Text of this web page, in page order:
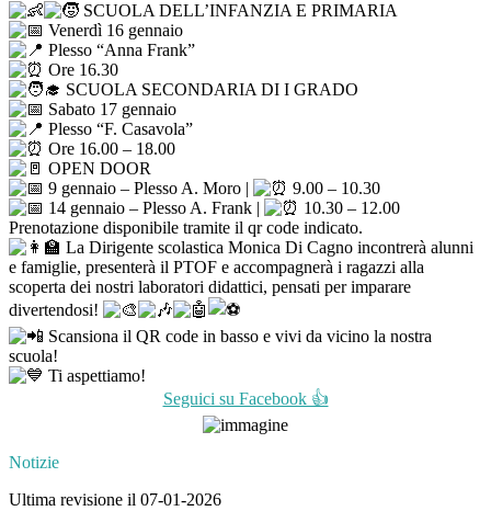
SCUOLA DELL’INFANZIA E PRIMARIA
Venerdì 16 gennaio
Plesso “Anna Frank”
Ore 16.30
SCUOLA SECONDARIA DI I GRADO
Sabato 17 gennaio
Plesso “F. Casavola”
Ore 16.00 – 18.00
OPEN DOOR
9 gennaio – Plesso A. Moro |
9.00 – 10.30
14 gennaio – Plesso A. Frank |
10.30 – 12.00
Prenotazione disponibile tramite il qr code indicato.
La Dirigente scolastica Monica Di Cagno incontrerà alunni
e famiglie, presenterà il PTOF e accompagnerà i ragazzi alla
scoperta dei nostri laboratori didattici, pensati per imparare
divertendosi!
Scansiona il QR code in basso e vivi da vicino la nostra
scuola!
Ti aspettiamo!
Seguici su Facebook 👍
Notizie
Ultima revisione il 07-01-2026